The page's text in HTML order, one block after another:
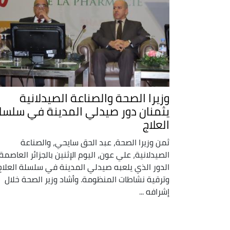
وزيرا الصحة والصناعة الصيدلانية
يثمنان دور صيدلي المدينة في
العلاج
ثمن وزيرا الصحة، عبد الحق سايحي، والصناعة
الصيدلانية، علي عون، اليوم الإثنين بالجزائر
الدور الذي يلعبه صيدلي المدينة في سلسلة
وترقية نشاطات المنظومة. وأشاد وزير الصحة خلال
إشرافه ...